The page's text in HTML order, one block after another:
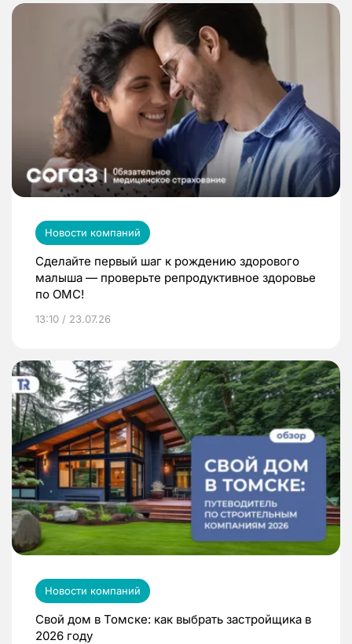
Новости компаний
Сделайте первый шаг к рождению здорового
малыша — проверьте репродуктивное здоровье
по ОМС!
13:10 / 23.07.26
Новости компаний
Свой дом в Томске: как выбрать застройщика в
2026 году